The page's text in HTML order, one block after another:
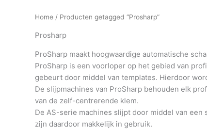
Home / Producten getagged “Prosharp”
Prosharp
ProSharp maakt hoogwaardige automatische
ProSharp is een voorloper op het gebied van
gebeurt door middel van templates. Hierdoor
De slijpmachines van ProSharp behouden elk
van de zelf-centrerende klem.
De AS-serie machines slijpt door middel van
zijn daardoor makkelijk in gebruik.